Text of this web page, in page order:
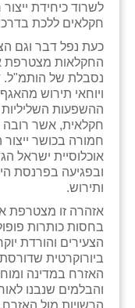
לשרוד כיחידת
חקלאים ללכת
כעת נפל דבר וגם
החקלאות מצטרפת
נסבלת של הותמ"ל.
ויוחאי תירוש
ההשפעות
חקלאית, אשר רובה
חמורה בכושר
ובפגיעה בפרנסת
ותירוש.
אזהרה זו מצטרפת
בחסות כותרות
הצעירים והורדת
ביורוקרטית
האזרח במדינה
והבלמים שנבנו
הרשויות מול האזרח.
חבצלת השרון
חמרה
חרב לאת
יבול (מורג)
יקנעם
כליל
כפר אביב
כפר ביאליק
כפר הרי״ף